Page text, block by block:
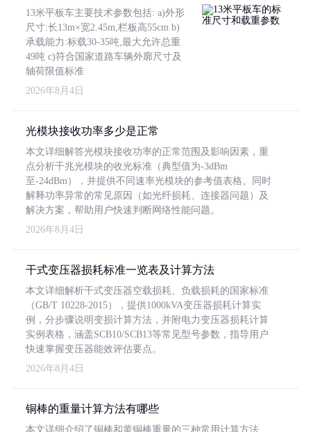
13米平板车主要技术参数包括: a)外形
尺寸:长13m×宽2.45m,栏板高55cm b)
承载能力:标载30-35吨,最大允许总重
49吨 c)符合国家道路车辆外廓尺寸及
轴荷限值标准
2026年8月4日
光模块接收功率多少是正常
本文详细解答光模块接收功率的正常范围及影响因素，重
点分析千兆光模块的收光标准（典型值为-3dBm
至-24dBm），并提供不同速率光模块的参考值表格。同时
解释功率异常的常见原因（如光纤损耗、连接器问题）及
解决方案，帮助用户快速判断网络性能问题。
2026年8月4日
干式变压器损耗标准一览表及计算方法
本文详细解析干式变压器空载损耗、负载损耗的国家标准
（GB/T 10228-2015），提供1000kVA变压器损耗计算实
例，分步骤说明变损计算方法，并附电力变压器损耗计算
实例表格，涵盖SCB10/SCB13等常见型号参数，指导用户
快速掌握变压器能效评估要点。
2026年8月4日
铜棒的重量计算方法有哪些
本文详细介绍了铜棒和黄铜棒重量的三种常用计算方法